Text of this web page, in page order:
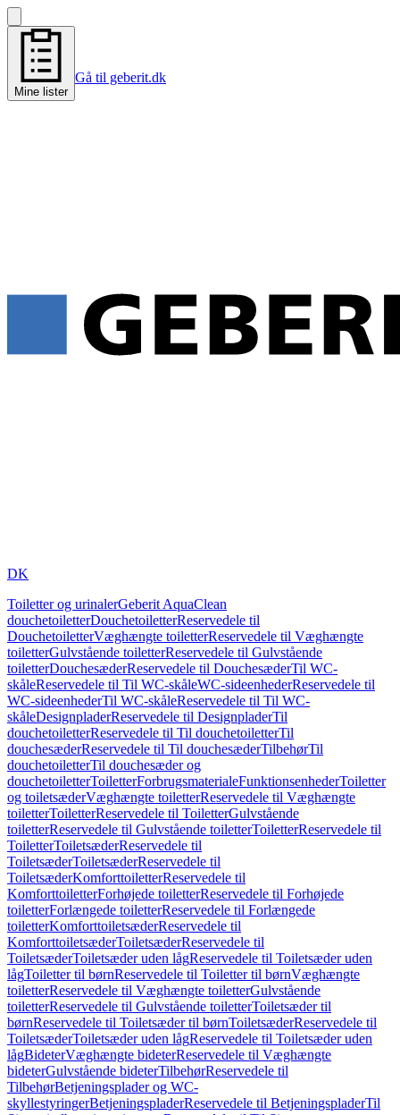
Mine lister
Gå til geberit.dk
DK
Toiletter og urinalerGeberit AquaClean
douchetoiletterDouchetoiletterReservedele til
DouchetoiletterVæghængte toiletterReservedele til Væghængte
toiletterGulvstående toiletterReservedele til Gulvstående
toiletterDouchesæderReservedele til DouchesæderTil WC-
skåleReservedele til Til WC-skåleWC-sideenhederReservedele til
WC-sideenhederTil WC-skåleReservedele til Til WC-
skåleDesignpladerReservedele til DesignpladerTil
douchetoiletterReservedele til Til douchetoiletterTil
douchesæderReservedele til Til douchesæderTilbehørTil
douchetoiletterTil douchesæder og
douchetoiletterToiletterForbrugsmaterialeFunktionsenhederToiletter
og toiletsæderVæghængte toiletterReservedele til Væghængte
toiletterToiletterReservedele til ToiletterGulvstående
toiletterReservedele til Gulvstående toiletterToiletterReservedele til
ToiletterToiletsæderReservedele til
ToiletsæderToiletsæderReservedele til
ToiletsæderKomforttoiletterReservedele til
KomforttoiletterForhøjede toiletterReservedele til Forhøjede
toiletterForlængede toiletterReservedele til Forlængede
toiletterKomforttoiletsæderReservedele til
KomforttoiletsæderToiletsæderReservedele til
ToiletsæderToiletsæder uden lågReservedele til Toiletsæder uden
lågToiletter til børnReservedele til Toiletter til børnVæghængte
toiletterReservedele til Væghængte toiletterGulvstående
toiletterReservedele til Gulvstående toiletterToiletsæder til
børnReservedele til Toiletsæder til børnToiletsæderReservedele til
ToiletsæderToiletsæder uden lågReservedele til Toiletsæder uden
lågBideterVæghængte bideterReservedele til Væghængte
bideterGulvstående bideterTilbehørReservedele til
TilbehørBetjeningsplader og WC-
skyllestyringerBetjeningspladerReservedele til BetjeningspladerTil